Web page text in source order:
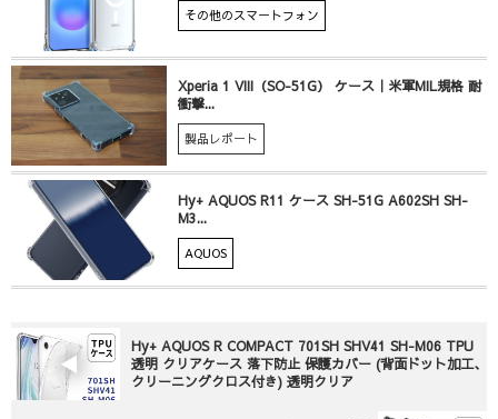
その他のスマートフォン
Xperia 1 VIII（SO-51G） ケース｜米軍MIL規格 耐
衝撃...
製品レポート
Hy+ AQUOS R11 ケース SH-51G A602SH SH-
M3...
AQUOS
Hy+ AQUOS R COMPACT 701SH SHV41 SH-M06 TPU
透明 クリアケース 落下防止 保護カバー (背面ドット加工、
クリーニングクロス付き) 透明クリア